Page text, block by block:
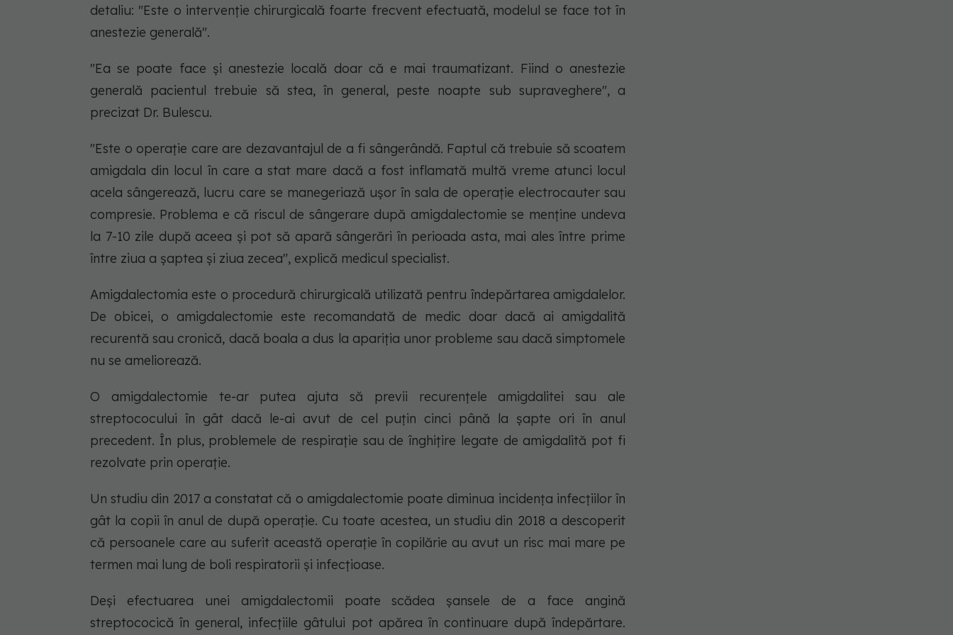
detaliu: "Este o intervenție chirurgicală foarte frecvent efectuată, modelul se face tot în
anestezie generală".
"Ea se poate face și anestezie locală doar că e mai traumatizant. Fiind o anestezie
generală pacientul trebuie să stea, în general, peste noapte sub supraveghere", a
precizat Dr. Bulescu.
"Este o operație care are dezavantajul de a fi sângerândă. Faptul că trebuie să scoatem
amigdala din locul în care a stat mare dacă a fost inflamată multă vreme atunci locul
acela sângerează, lucru care se manegeriază ușor în sala de operație electrocauter sau
compresie. Problema e că riscul de sângerare după amigdalectomie se menține undeva
la 7-10 zile după aceea și pot să apară sângerări în perioada asta, mai ales între prime
între ziua a șaptea și ziua zecea", explică medicul specialist.
Amigdalectomia este o procedură chirurgicală utilizată pentru îndepărtarea amigdalelor.
De obicei, o amigdalectomie este recomandată de medic doar dacă ai amigdalită
recurentă sau cronică, dacă boala a dus la apariția unor probleme sau dacă simptomele
nu se ameliorează.
O amigdalectomie te-ar putea ajuta să previi recurențele amigdalitei sau ale
streptococului în gât dacă le-ai avut de cel puțin cinci până la șapte ori în anul
precedent. În plus, problemele de respirație sau de înghițire legate de amigdalită pot fi
rezolvate prin operație.
Un studiu din 2017 a constatat că o amigdalectomie poate diminua incidența infecțiilor în
gât la copii în anul de după operație. Cu toate acestea, un studiu din 2018 a descoperit
că persoanele care au suferit această operație în copilărie au avut un risc mai mare pe
termen mai lung de boli respiratorii și infecțioase.
Deși efectuarea unei amigdalectomii poate scădea șansele de a face angină
streptococică în general, infecțiile gâtului pot apărea în continuare după îndepărtare.